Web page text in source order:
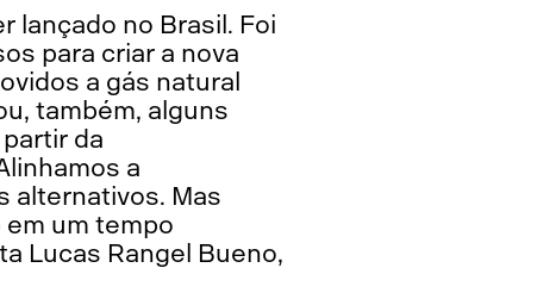
lançado no Brasil. Foi
para criar a nova
a gás natural
também, alguns
da
a
alternativos. Mas
um tempo
Lucas Rangel Bueno,